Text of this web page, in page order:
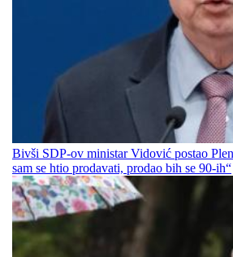
Bivši SDP-ov ministar Vidović postao
sam se htio prodavati, prodao bih se 90-ih“